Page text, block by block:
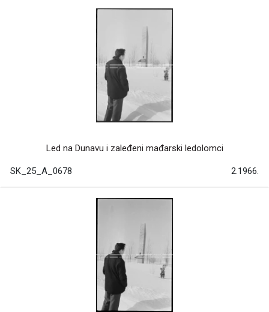
Led na Dunavu i zaleđeni mađarski ledolomci
SK_25_A_0678 2.1966.